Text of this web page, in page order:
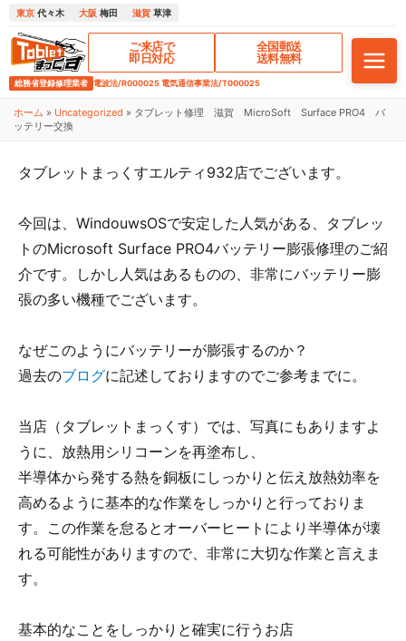
東京 代々木 大阪 梅田 滋賀 草津
ご来店で
即日対応
全国郵送
送料無料
総務省登録修理業者 電波法/R000025 電気通信事業法/T000025
ホーム » Uncategorized » タブレット修理 滋賀 MicroSoft Surface PRO4 バ
ッテリー交換
タブレットまっくすエルティ932店でございます。
今回は、WindouwsOSで安定した人気がある、タブレッ
トのMicrosoft Surface PRO4バッテリー膨張修理のご紹
介です。しかし人気はあるものの、 非常にバッテリー膨
張の多い機種でございます。
なぜこのようにバッテリーが膨張するのか？
過去のブログに記述しておりますのでご参考までに。
当店（タブレットまっくす）では、写真にもありますよ
うに、放熱用シリコーンを再塗布し、
半導体から発する熱を銅板にしっかりと伝え放熱効率を
高めるように基本的な作業をしっかりと行っておりま
す。この作業を怠るとオーバーヒートにより半導体が壊
れる可能性がありますので、非常に大切な作業と言えま
す。
基本的なことをしっかりと確実に行うお店